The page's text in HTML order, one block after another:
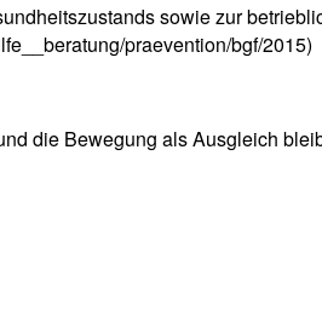
sowie zur
praevention/bgf/2015)
die Bewegung als Ausgleich